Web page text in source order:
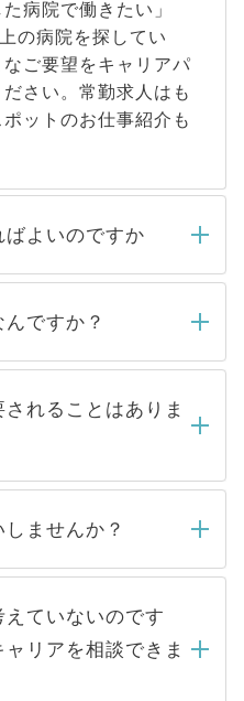
病院で働きたい」
の病院を探してい
ご要望をキャリアパ
さい。常勤求人はも
ットのお仕事紹介も
よいのですか
ら、弊社担当者がご
の後メールもしくは
以内にはご連絡をせて
ばらくお待ちくださ
ですか？
取り扱っている求人の
イトからご覧いただ
です。非公開求人は
一般には公開してい
め 人気のある医療機
、応募が殺到する場
条件に合った人材の
頼するケースが増え
れることはありま
ことは一切ありませ
から内定をいただい
りません。内定先へ
アパートナーが行い
ださい。
ませんか？
ことはありませんの
当サイトからの登録
者様の個人情報は、
プおよび転職活動の
します。お預かりし
ていないのです
リアを相談できま